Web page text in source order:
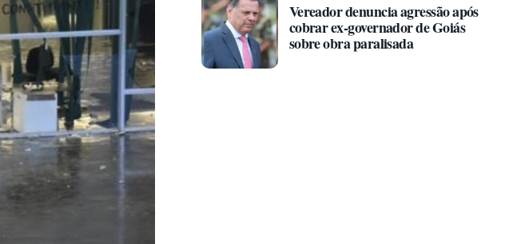
Vereador denuncia agressão após
cobrar ex-governador de Goiás
sobre obra paralisada